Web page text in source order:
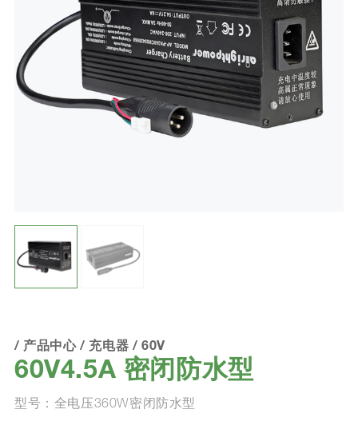
/产品中心/充电器 / 60V
60V4.5A 密闭防水型
型号：全电压360W密闭防水型